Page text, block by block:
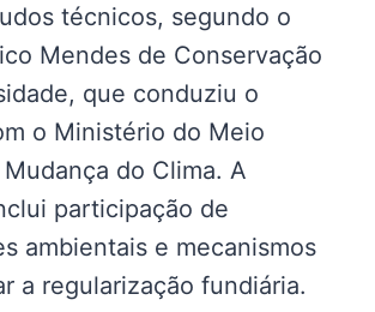
técnicos, segundo o
Mendes de Conservação
que conduziu o
o Ministério do Meio
do Clima. A
participação de
ambientais e mecanismos
a regularização fundiária.